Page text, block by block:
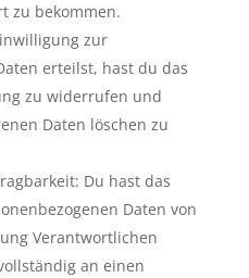
zu bekommen.
zur
erteilst, hast du das
zu widerrufen und
Daten löschen zu
Du hast das
Daten von
Verantwortlichen
an einen